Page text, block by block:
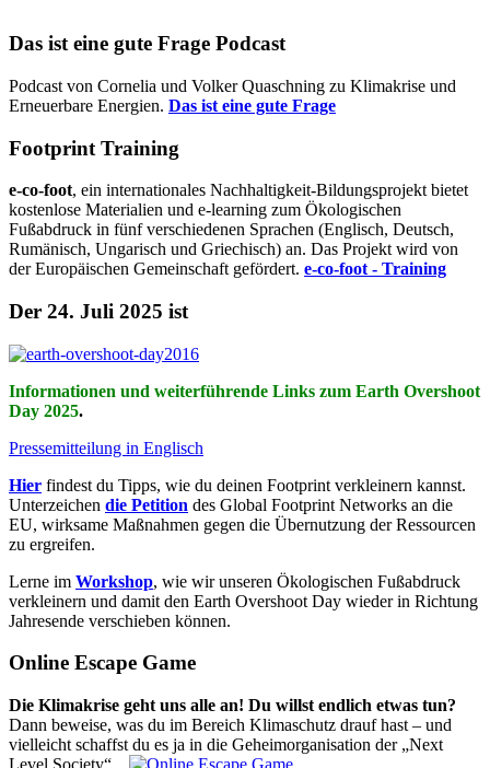
Das ist eine gute Frage Podcast
Podcast von Cornelia und Volker Quaschning zu Klimakrise und
Erneuerbare Energien. Das ist eine gute Frage
Footprint Training
e-co-foot, ein internationales Nachhaltigkeit-Bildungsprojekt bietet
kostenlose Materialien und e-learning zum Ökologischen
Fußabdruck in fünf verschiedenen Sprachen (Englisch, Deutsch,
Rumänisch, Ungarisch und Griechisch) an. Das Projekt wird von
der Europäischen Gemeinschaft gefördert. e-co-foot - Training
Der 24. Juli 2025 ist
Informationen und weiterführende Links zum Earth Overshoot
Day 2025.
Pressemitteilung in Englisch
Hier findest du Tipps, wie du deinen Footprint verkleinern kannst.
Unterzeichen die Petition des Global Footprint Networks an die
EU, wirksame Maßnahmen gegen die Übernutzung der Ressourcen
zu ergreifen.
Lerne im Workshop, wie wir unseren Ökologischen Fußabdruck
verkleinern und damit den Earth Overshoot Day wieder in Richtung
Jahresende verschieben können.
Online Escape Game
Die Klimakrise geht uns alle an! Du willst endlich etwas tun?
Dann beweise, was du im Bereich Klimaschutz drauf hast – und
vielleicht schaffst du es ja in die Geheimorganisation der „Next
Level Society“...